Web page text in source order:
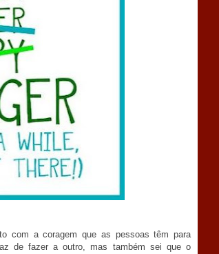
com a coragem que as pessoas têm para
de fazer a outro, mas também sei que o